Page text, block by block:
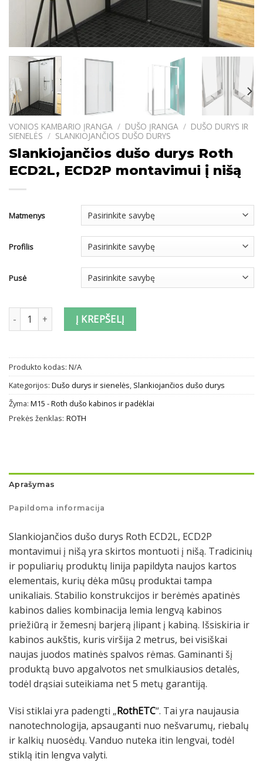
VONIOS KAMBARIO ĮRANGA / DUŠO ĮRANGA / DUŠO DURYS IR
SIENELĖS / SLANKIOJANČIOS DUŠO DURYS
Slankiojančios dušo durys Roth
ECD2L, ECD2P montavimui į nišą
Matmenys
Profilis
Pusė
produkto kiekis: Slankiojančios dušo durys Roth ECD2L, ECD2P
Į KREPŠELĮ
Produkto kodas: N/A
Kategorijos: Dušo durys ir sienelės, Slankiojančios dušo durys
Žyma: M15 - Roth dušo kabinos ir padėklai
Prekės ženklas: ROTH
Aprašymas
Papildoma informacija
Slankiojančios dušo durys Roth ECD2L, ECD2P
montavimui į nišą yra skirtos montuoti į nišą. Tradicinių
ir populiarių produktų linija papildyta naujos kartos
elementais, kurių dėka mūsų produktai tampa
unikaliais. Stabilio konstrukcijos ir berėmės apatinės
kabinos dalies kombinacija lemia lengvą kabinos
priežiūrą ir žemesnį barjerą įlipant į kabiną. Išsiskiria ir
kabinos aukštis, kuris viršija 2 metrus, bei visiškai
naujas juodos matinės spalvos rėmas. Gaminanti šį
produktą buvo apgalvotos net smulkiausios detalės,
todėl drąsiai suteikiama net 5 metų garantiją.
Visi stiklai yra padengti „RothETC“. Tai yra naujausia
nanotechnologija, apsauganti nuo nešvarumų, riebalų
ir kalkių nuosėdų. Vanduo nuteka itin lengvai, todėl
stiklą itin lengva valyti.